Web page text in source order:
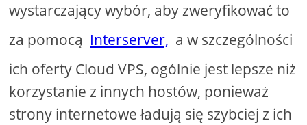
wystarczający wybór, aby zweryfikować to
za pomocą Interserver, a w szczególności
ich oferty Cloud VPS, ogólnie jest lepsze niż
korzystanie z innych hostów, ponieważ
strony internetowe ładują się szybciej z ich